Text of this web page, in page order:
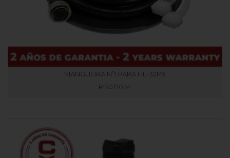
MANGUEIRA Nº1 PARA HL-32PX
RB017034